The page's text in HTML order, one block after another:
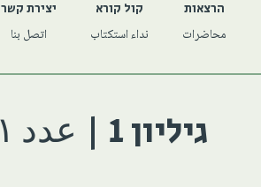
הרצאות
محاضرات
קול קורא
نداء استكتاب
יצירת קשר
اتصل بنا
גיליון 1 | عدد ١